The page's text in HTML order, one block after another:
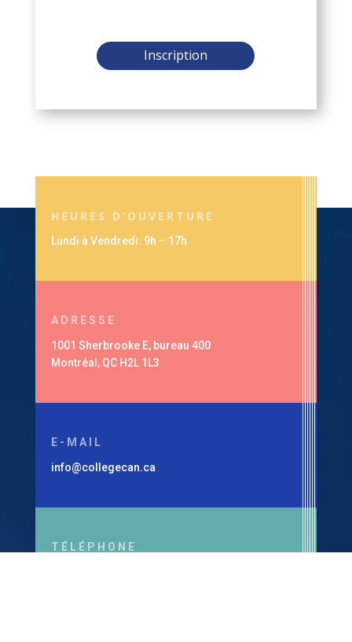
Inscription
HEURES D’OUVERTURE
Lundi à Vendredi: 9h – 17h
ADRESSE
1001 Sherbrooke E, bureau 400
Montréal, QC H2L 1L3
E-MAIL
info@collegecan.ca
TÉLÉPHONE